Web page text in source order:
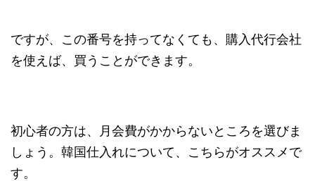
ですが、この番号を持ってなくても、購入代行会社
を使えば、買うことができます。
初心者の方は、月会費がかからないところを選びま
しょう。韓国仕入れについて、こちらがオススメで
す。